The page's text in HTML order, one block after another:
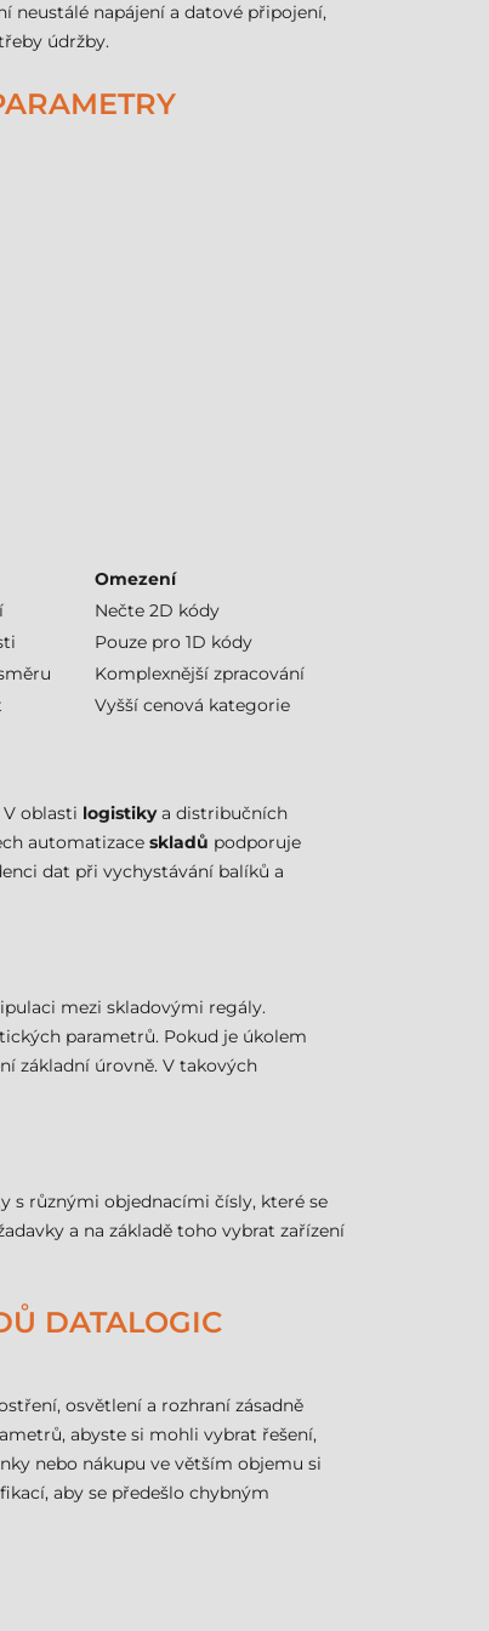
neustálé napájení a datové připojení,
údržby.
Omezení
Nečte 2D kódy
Pouze pro 1D kódy
Komplexnější zpracování
Vyšší cenová kategorie
oblasti logistikya distribučních
automatizace skladů podporuje
dat při vychystávání balíků a
mezi skladovými regály.
parametrů. Pokud je úkolem
základní úrovně. V takových
s různými objednacími čísly, které se
a na základě toho vybrat zařízení
DATALOGIC
osvětlení a rozhraní zásadně
abyste si mohli vybrat řešení,
nebo nákupu ve větším objemu si
aby se předešlo chybným